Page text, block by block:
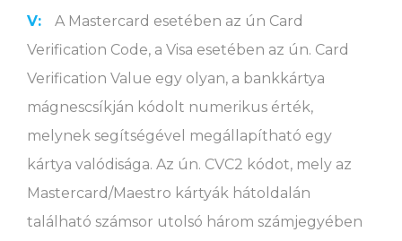
V:
A Mastercard esetében az ún Card
Verification Code, a Visa esetében az ún. Card
Verification Value egy olyan, a bankkártya
mágnescsíkján kódolt numerikus érték,
melynek segítségével megállapítható egy
kártya valódisága. Az ún. CVC2 kódot, mely az
Mastercard/Maestro kártyák hátoldalán
található számsor utolsó három számjegyében